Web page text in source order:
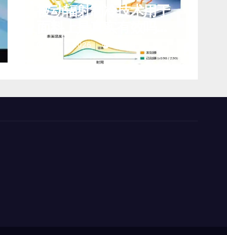
被动辐射制冷技术用于
前景如何？
8 月 7, 2026